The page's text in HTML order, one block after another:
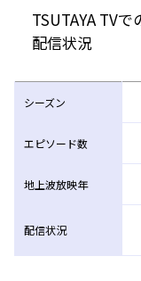
TSUTAYA TVで
配信状況
シーズン
エピソード数
地上波放映年
配信状況